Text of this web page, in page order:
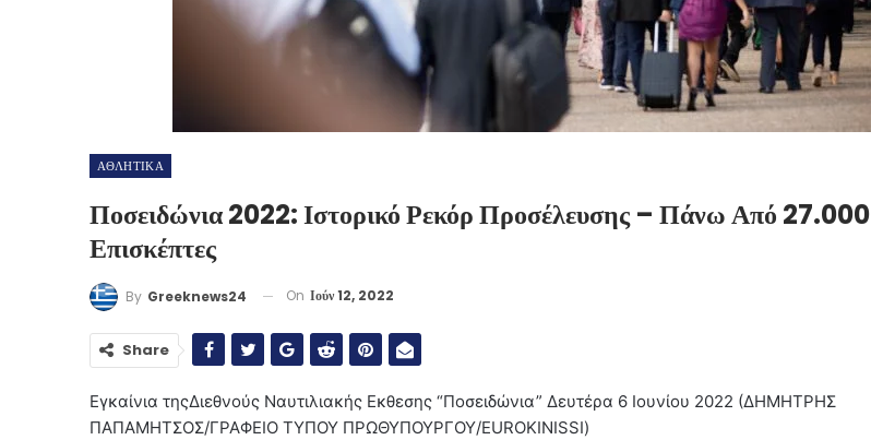
ΑΘΛΗΤΙΚΑ
Ποσειδώνια 2022: Ιστορικό Ρεκόρ Προσέλευσης – Πάνω Από 27.000
Επισκέπτες
By Greeknews24 On Ιούν 12, 2022
Share
Εγκαίνια τηςΔιεθνούς Ναυτιλιακής Εκθεσης “Ποσειδώνια” Δευτέρα 6 Ιουνίου 2022 (ΔΗΜΗΤΡΗΣ
ΠΑΠΑΜΗΤΣΟΣ/ΓΡΑΦΕΙΟ ΤΥΠΟΥ ΠΡΩΘΥΠΟΥΡΓΟΥ/EUROKINISSI)